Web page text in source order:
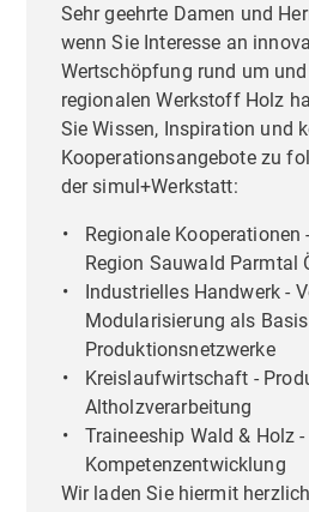
Sehr geehrte Damen und
wenn Sie Interesse an
Wertschöpfung rund um
regionalen Werkstoff Holz
Sie Wissen, Inspiration und
Kooperationsangebote zu
der simul+Werkstatt:
Regionale Kooperationen
Region Sauwald Parmtal
Industrielles Handwerk -
Modularisierung als
Produktionsnetzwerke
Kreislaufwirtschaft -
Altholzverarbeitung
Traineeship Wald & Holz
Kompetenzentwicklung
Wir laden Sie hiermit